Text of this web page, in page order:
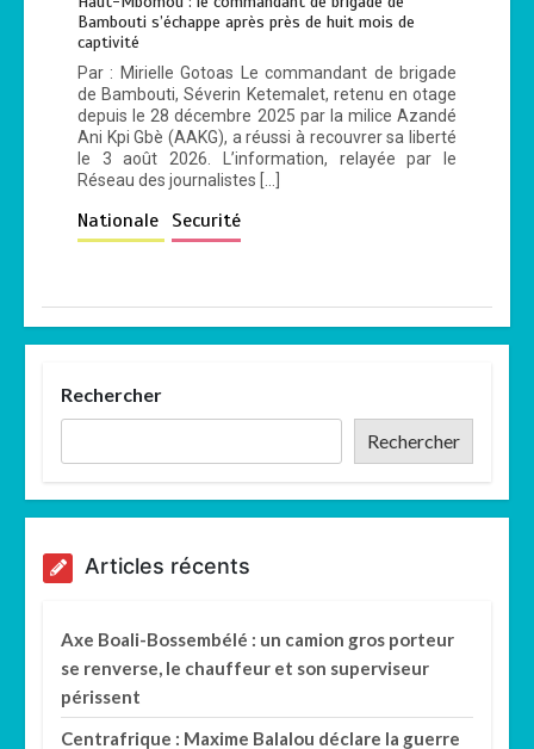
Bambouti s’échappe après près de huit mois de
captivité
Par : Mirielle Gotoas Le commandant de brigade
de Bambouti, Séverin Ketemalet, retenu en otage
depuis le 28 décembre 2025 par la milice Azandé
Ani Kpi Gbè (AAKG), a réussi à recouvrer sa liberté
le 3 août 2026. L’information, relayée par le
Réseau des journalistes […]
Nationale Securité
Rechercher
Rechercher
Articles récents
Axe Boali-Bossembélé : un camion gros porteur
se renverse, le chauffeur et son superviseur
périssent
Centrafrique : Maxime Balalou déclare la guerre